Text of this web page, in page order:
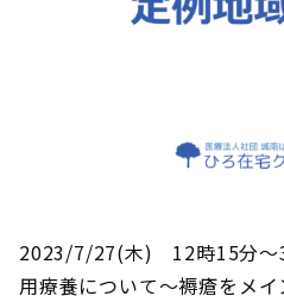
2023/7/27(木) 12時15分
用療養について～褥瘡をメ